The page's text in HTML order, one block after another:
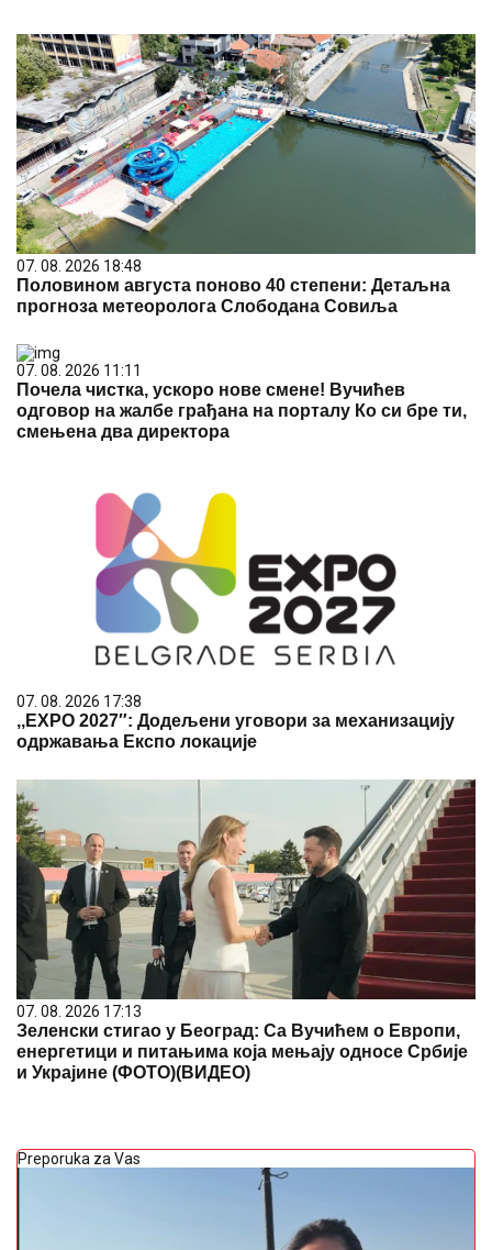
07. 08. 2026 18:48
Половином августа поново 40 степени: Детаљна
прогноза метеоролога Слободана Совиља
07. 08. 2026 11:11
Почела чистка, ускоро нове смене! Вучићев
одговор на жалбе грађана на порталу Ко си бре ти,
смењена два директора
07. 08. 2026 17:38
,,ЕXPO 2027″: Додељени уговори за механизацију
одржавања Експо локације
07. 08. 2026 17:13
Зеленски стигао у Београд: Са Вучићем о Европи,
енергетици и питањима која мењају односе Србије
и Украјине (ФОТО)(ВИДЕО)
Preporuka za Vas